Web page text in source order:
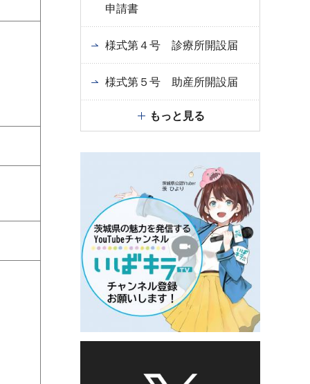
申請書
様式第４号 診療所開設届
様式第５号 助産所開設届
もっと見る